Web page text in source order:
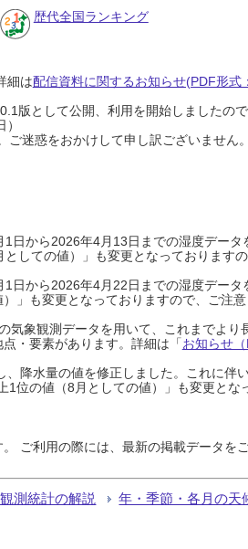
歴代全国ランキング
細は配信資料に関するお知らせ(PDF形式
版として公開、利用を開始しましたの
迷惑をおかけして申し訳ございません
日から2026年4月13日までの湿度データ
しての値）」も変更となっておりますの
日から2026年4月22日までの湿度データ
」も変更となっておりますので、ご注
象観測データを用いて、これまでより
・要素があります。詳細は「お知らせ（
降水量の値を修正しました。これに伴
1位の値（8月としての値）」も変更とな
ご利用の際には、最新の掲載データを
測統計の解説 年・季節・各月の天